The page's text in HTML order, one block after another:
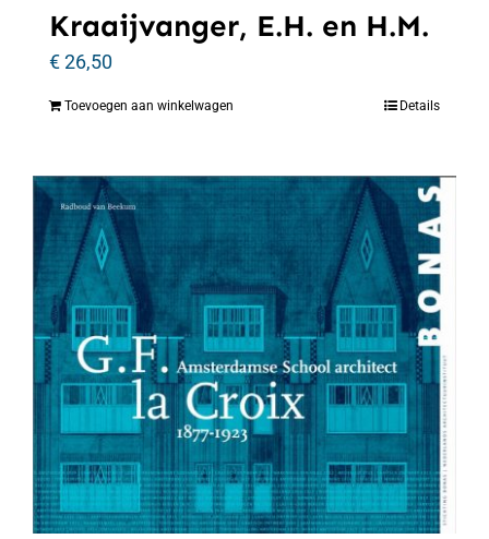
Kraaijvanger, E.H. en H.M.
€26,50
Toevoegen aan winkelwagen Details